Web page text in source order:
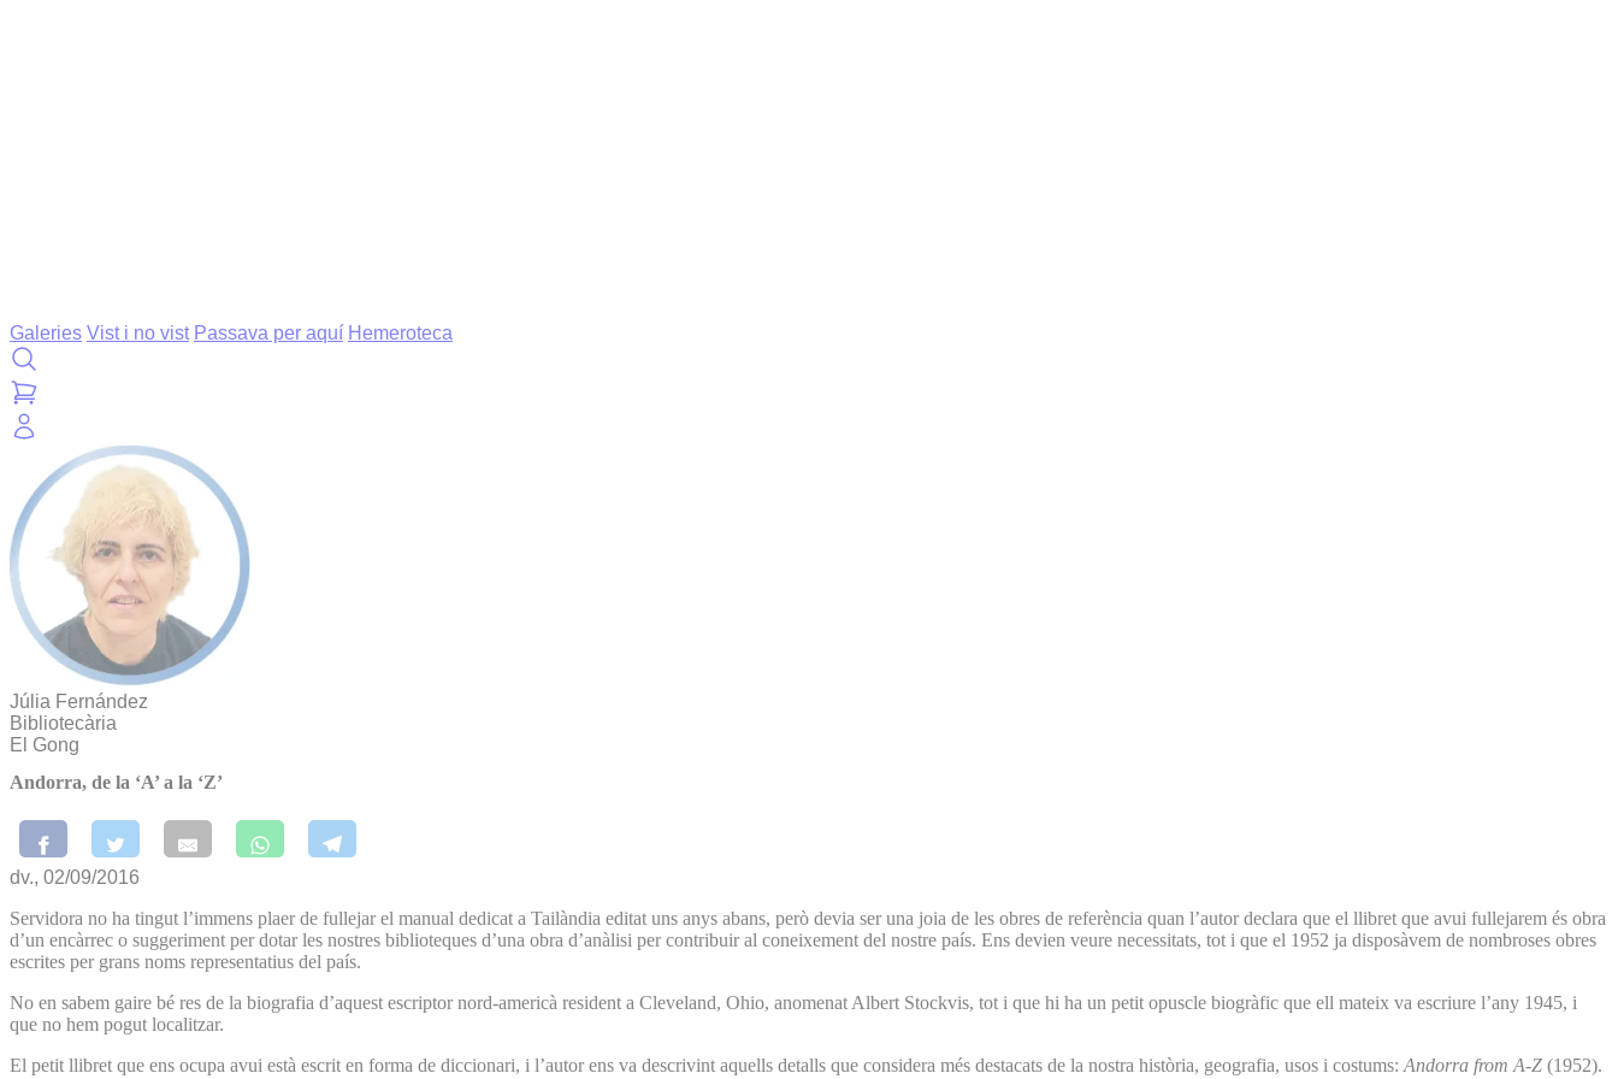
Galeries Vist i no vist Passava per aquí Hemeroteca
Júlia Fernández
Bibliotecària
El Gong
Andorra, de la ‘A’ a la ‘Z’
dv., 02/09/2016
Servidora no ha tingut l’immens plaer de fullejar el manual dedicat a Tailàndia editat uns anys abans, però devia ser una joia de les obres de referència quan l’autor declara que el llibret que avui fullejarem és obra
d’un encàrrec o suggeriment per dotar les nostres biblioteques d’una obra d’anàlisi per contribuir al coneixement del nostre país. Ens devien veure necessitats, tot i que el 1952 ja disposàvem de nombroses obres
escrites per grans noms representatius del país.
No en sabem gaire bé res de la biografia d’aquest escriptor nord-americà resident a Cleveland, Ohio, anomenat Albert Stockvis, tot i que hi ha un petit opuscle biogràfic que ell mateix va escriure l’any 1945, i
que no hem pogut localitzar.
El petit llibret que ens ocupa avui està escrit en forma de diccionari, i l’autor ens va descrivint aquells detalls que considera més destacats de la nostra història, geografia, usos i costums: Andorra from A-Z (1952).